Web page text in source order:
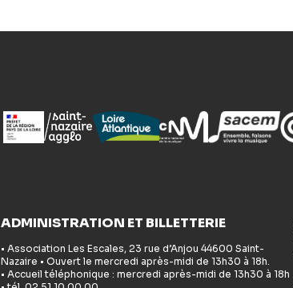
ADMINISTRATION ET BILLETTERIE
• Association Les Escales, 23 rue d’Anjou 44600 Saint-
Nazaire • Ouvert le mercredi après-midi de 13h30 à 18h.
• Accueil téléphonique : mercredi après-midi de 13h30 à 18h